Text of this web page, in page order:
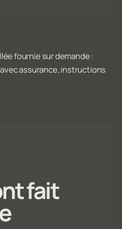
fournie sur demande :
assurance, instructions
fait